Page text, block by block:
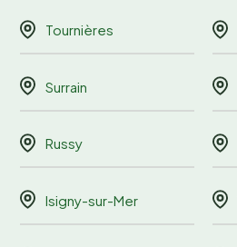
Tournières
Surrain
Russy
Isigny-sur-Mer